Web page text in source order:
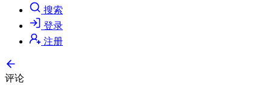
搜索
登录
注册
评论